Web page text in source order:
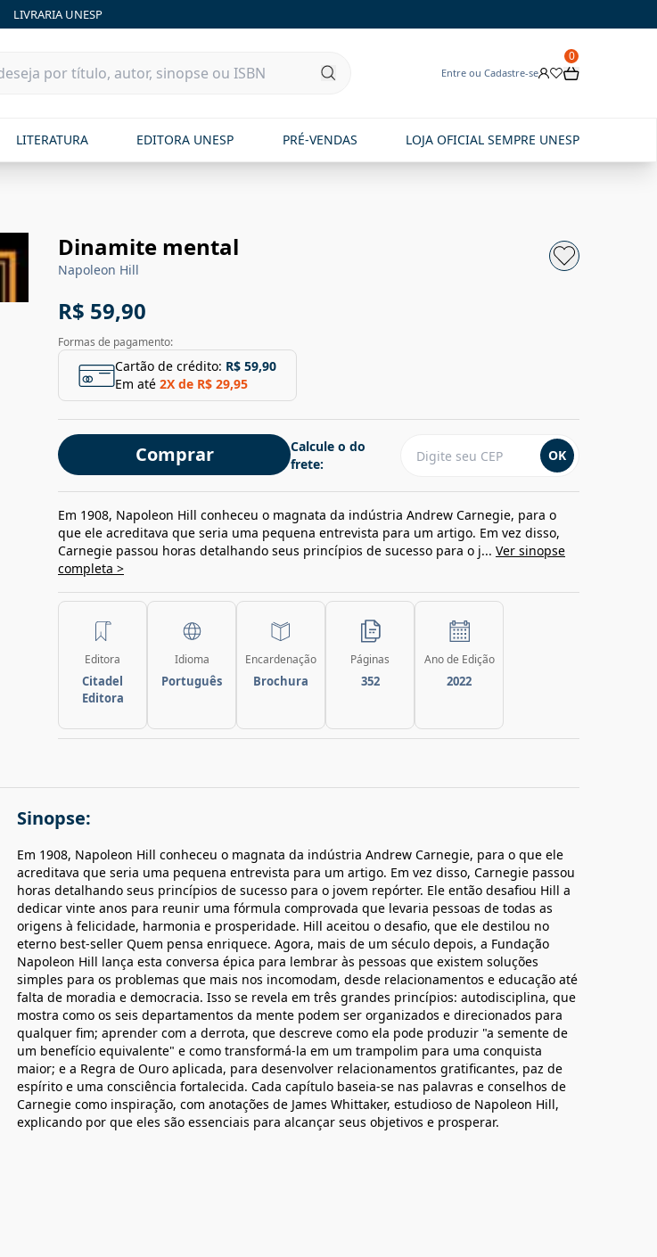
LIVRARIA UNESP
Entre ou Cadastre-se
0
LITERATURA EDITORA UNESP PRÉ-VENDAS LOJA OFICIAL SEMPRE UNESP
Dinamite mental
Napoleon Hill
R$ 59,90
Formas de pagamento:
Cartão de crédito: R$ 59,90
Em até 2X de R$ 29,95
Comprar
Calcule o do
frete:
OK
Em 1908, Napoleon Hill conheceu o magnata da indústria Andrew Carnegie, para o
que ele acreditava que seria uma pequena entrevista para um artigo. Em vez disso,
Carnegie passou horas detalhando seus princípios de sucesso para o j... Ver sinopse
completa >
Editora
Citadel
Editora
Idioma
Português
Encardenação
Brochura
Páginas
352
Ano de Edição
2022
Sinopse:
Em 1908, Napoleon Hill conheceu o magnata da indústria Andrew Carnegie, para o que ele
acreditava que seria uma pequena entrevista para um artigo. Em vez disso, Carnegie passou
horas detalhando seus princípios de sucesso para o jovem repórter. Ele então desafiou Hill a
dedicar vinte anos para reunir uma fórmula comprovada que levaria pessoas de todas as
origens à felicidade, harmonia e prosperidade. Hill aceitou o desafio, que ele destilou no
eterno best-seller Quem pensa enriquece. Agora, mais de um século depois, a Fundação
Napoleon Hill lança esta conversa épica para lembrar às pessoas que existem soluções
simples para os problemas que mais nos incomodam, desde relacionamentos e educação até
falta de moradia e democracia. Isso se revela em três grandes princípios: autodisciplina, que
mostra como os seis departamentos da mente podem ser organizados e direcionados para
qualquer fim; aprender com a derrota, que descreve como ela pode produzir "a semente de
um benefício equivalente" e como transformá-la em um trampolim para uma conquista
maior; e a Regra de Ouro aplicada, para desenvolver relacionamentos gratificantes, paz de
espírito e uma consciência fortalecida. Cada capítulo baseia-se nas palavras e conselhos de
Carnegie como inspiração, com anotações de James Whittaker, estudioso de Napoleon Hill,
explicando por que eles são essenciais para alcançar seus objetivos e prosperar.